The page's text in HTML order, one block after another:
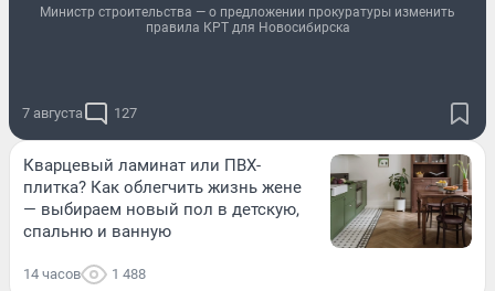
Министр строительства — о предложении прокуратуры изменить
правила КРТ для Новосибирска
7 августа 127
Кварцевый ламинат или ПВХ-
плитка? Как облегчить жизнь жене
— выбираем новый пол в детскую,
спальню и ванную
14 часов 1 488